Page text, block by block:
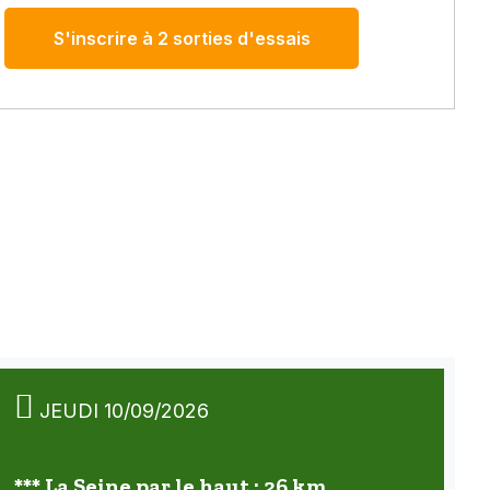
S'inscrire à 2 sorties d'essais
JEUDI 10/09/2026